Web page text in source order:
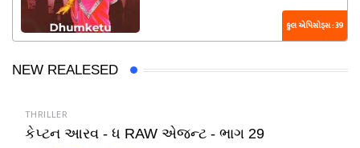
કુલ એપિસોડ્સ : 39
NEW REALESED
THRILLER
કેપ્ટન આરવ - ધ RAW એજન્ટ - ભાગ 29